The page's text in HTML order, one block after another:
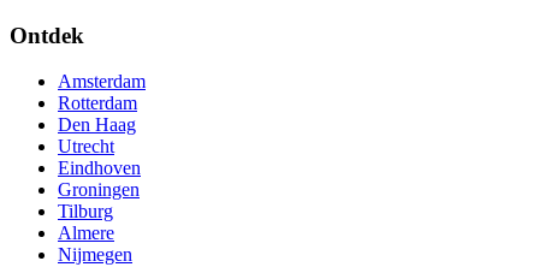
Ontdek
Amsterdam
Rotterdam
Den Haag
Utrecht
Eindhoven
Groningen
Tilburg
Almere
Nijmegen